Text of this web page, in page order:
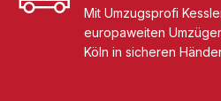
Mit Umzugsprofi
europaweiten
Köln in sicheren